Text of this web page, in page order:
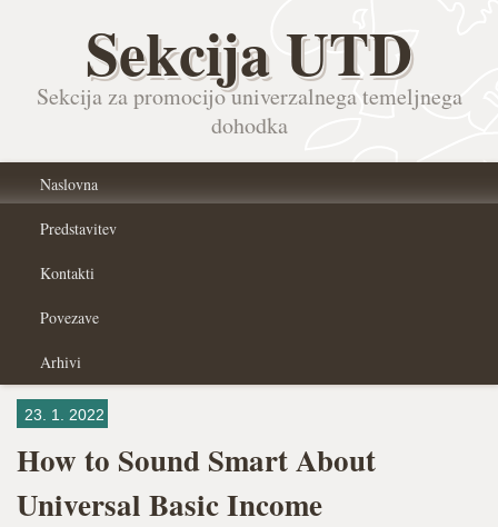
Sekcija UTD
Sekcija za promocijo univerzalnega temeljnega
dohodka
Naslovna
Predstavitev
Kontakti
Povezave
Arhivi
23. 1. 2022
How to Sound Smart About
Universal Basic Income